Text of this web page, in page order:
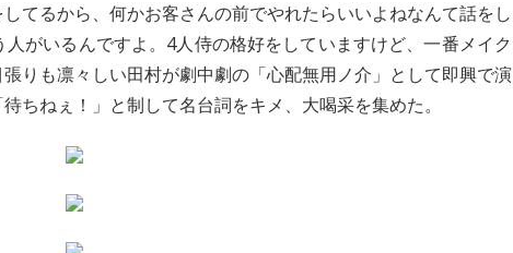
てるから、何かお客さんの前でやれたらいいよねなんて話をし
がいるんですよ。4人侍の格好をしていますけど、一番メイク
りも凛々しい田村が劇中劇の「心配無用ノ介」として即興で演
ちねぇ！」と制して名台詞をキメ、大喝采を集めた。